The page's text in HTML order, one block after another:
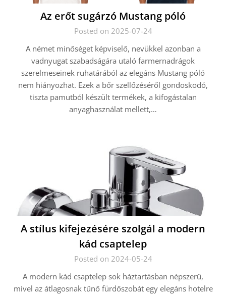
Az erőt sugárzó Mustang póló
Posted on 2025-07-24
A német minőséget képviselő, nevükkel azonban a
vadnyugat szabadságára utaló farmernadrágok
szerelmeseinek ruhatárából az elegáns Mustang póló
nem hiányozhat. Ezek a bőr szellőzéséről gondoskodó,
tiszta pamutból készült termékek, a kifogástalan
anyaghasználat mellett,…
A stílus kifejezésére szolgál a modern
kád csaptelep
Posted on 2024-05-24
A modern kád csaptelep sok háztartásban népszerű,
mivel az átlagosnak tűnő fürdőszobát egy elegáns hotelre